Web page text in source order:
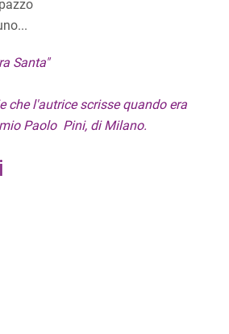
Santa"
che l'autrice scrisse quando era
Paolo Pini, di Milano.